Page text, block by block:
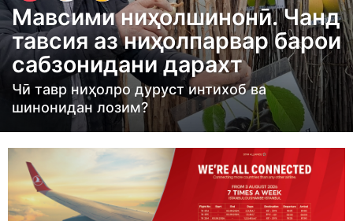
a
r
s
a
g
4
e
a
Мавсими ниҳолшинонӣ. Чанд
тавсия аз ниҳолпарвар барои
сабзонидани дарахт
Чӣ тавр ниҳолро дуруст интихоб ва
шинонидан лозим?